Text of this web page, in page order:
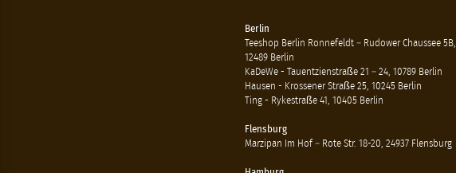
Berlin
Teeshop Berlin Ronnefeldt – Rudower Chaussee 5B,
12489 Berlin
KaDeWe - Tauentzienstraße 21 – 24, 10789 Berlin
Hausen - Krossener Straße 25, 10245 Berlin
Ting - Rykestraße 41, 10405 Berlin
Flensburg
Marzipan Im Hof – Rote Str. 18-20, 24937 Flensburg